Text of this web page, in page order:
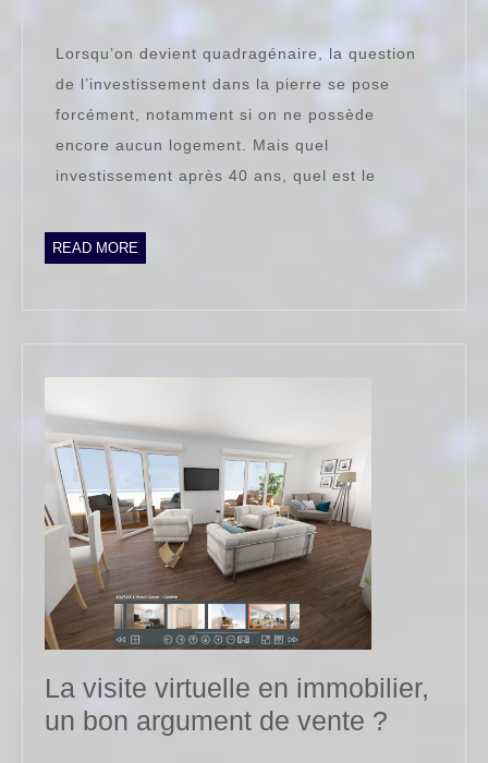
ans
Lorsqu’on devient quadragénaire, la question
de l’investissement dans la pierre se pose
forcément, notamment si on ne possède
encore aucun logement. Mais quel
investissement après 40 ans, quel est le
READ MORE
La visite virtuelle en immobilier,
un bon argument de vente ?